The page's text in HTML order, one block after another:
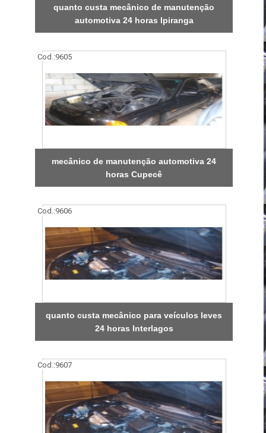
quanto custa mecânico de manutenção
automotiva 24 horas Ipiranga
Cod.:9605
mecânico de manutenção automotiva 24
horas Cupecê
Cod.:9606
quanto custa mecânico para veículos leves
24 horas Interlagos
Cod.:9607